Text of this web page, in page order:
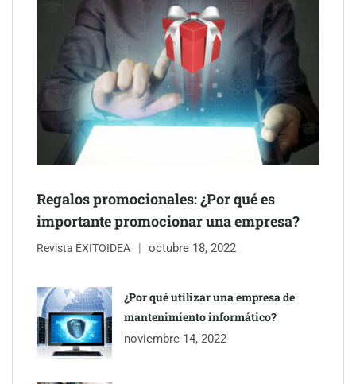
Regalos promocionales: ¿Por qué es
importante promocionar una empresa?
Revista ÉXITOIDEA octubre 18, 2022
¿Por qué utilizar una empresa de
mantenimiento informático?
noviembre 14, 2022